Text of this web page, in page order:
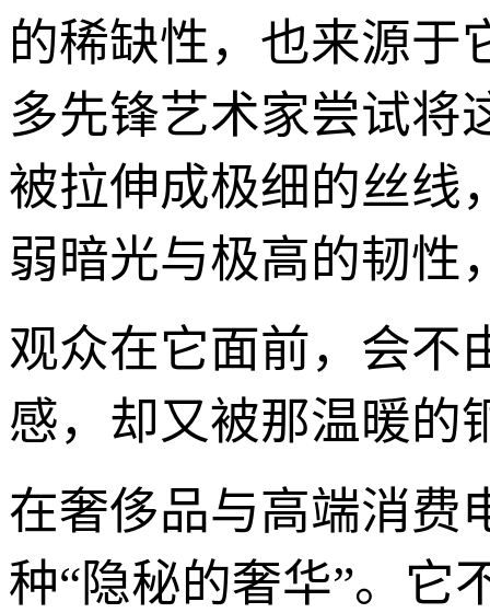
的稀缺性，也来源于
多先锋艺术家尝试将
被拉伸成极细的丝线
弱暗光与极高的韧性
观众在它面前，会不
感，却又被那温暖的
在奢侈品与高端消费
种“隐秘的奢华”。它